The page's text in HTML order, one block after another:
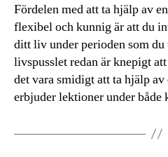
Fördelen med att ta hjälp av
flexibel och kunnig är att du
ditt liv under perioden som
livspusslet redan är knepigt
det vara smidigt att ta hjälp
erbjuder lektioner under både